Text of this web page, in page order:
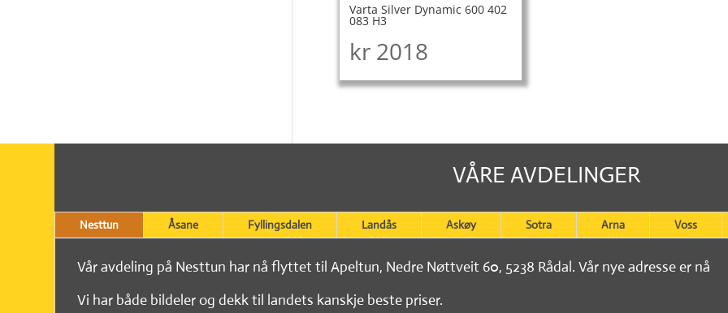
Varta Silver Dynamic 600 402
083 H3
kr2018
VÅRE AVDELINGER
Nesttun Åsane Fyllingsdalen Landås Askøy Sotra Arna Voss
Vår avdeling på Nesttun har nå flyttet til Apeltun, Nedre Nøttveit 60, 5238 Rådal. Vår nye adresse er nå
Vi har både bildeler og dekk til landets kanskje beste priser.